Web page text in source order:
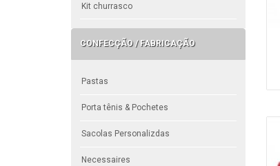
Kit churrasco
CONFECÇÃO / FABRICAÇÃO
Pastas
Porta tênis & Pochetes
Sacolas Personalizdas
Necessaires